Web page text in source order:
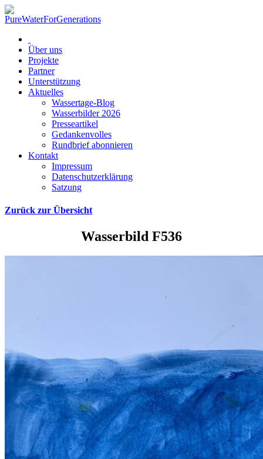
Über uns
Projekte
Partner
Unterstützung
Aktuelles
Wassertage-Blog
Wasserbilder 2026
Presseartikel
Gedankenvolles
Rundbrief abonnieren
Kontakt
Impressum
Datenschutzerklärung
Satzung
Zurück zur Übersicht
Wasserbild F536